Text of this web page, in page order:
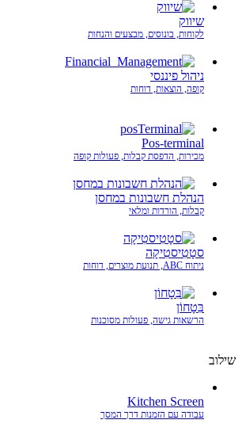
שיווק
לקוחות, בונוסים, מבצעים והנחות
ניהול פיננסי
קופה, הוצאות, דוחות
Pos-terminal
מכירות, הדפסת קבלות, פעולות קופה
הנהלת חשבונות במחסן
קבלות, הורדות ומלאי
סטָטִיסטִיקָה
ניתוח ABC, תנועת מוצרים, דוחות
בִּטָחוֹן
הרשאות גישה, פעולות מסוכנות
שילוב
Kitchen Screen
עבודה עם הזמנות דרך המסך